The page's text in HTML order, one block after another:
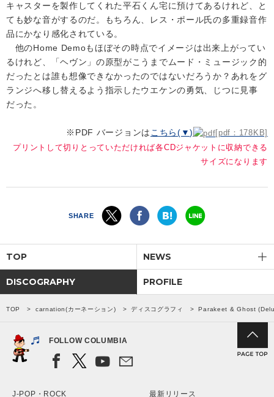
キャスターを製作してくれた平石くん宅に預けてあるけれど、と
ても妙な音がするのだ。もちろん、レス・ポール氏の多重録音作
品にかなり感化されている。
他のHome Demoもほぼその時点でイメージは出来上がってい
るけれど、「ヘヴン」の原型がこうまでムード・ミュージック的
だったとは誰も想像できなかったのではないだろうか？あれをグ
ランジへ移し替えるよう指示したウエケンの勇気、じつに見事
だった。
※PDF バージョンは こちら(▼)
[pdf：178KB]
プリントして切りとっていただければ各CDジャケットに収納できる
サイズになります
SHARE
TOP NEWS
DISCOGRAPHY PROFILE
TOP carnation(カーネーション) ディスコグラフィ Parakeet & Ghost
FOLLOW COLUMBIA
J-POP・ROCK 最新リリース